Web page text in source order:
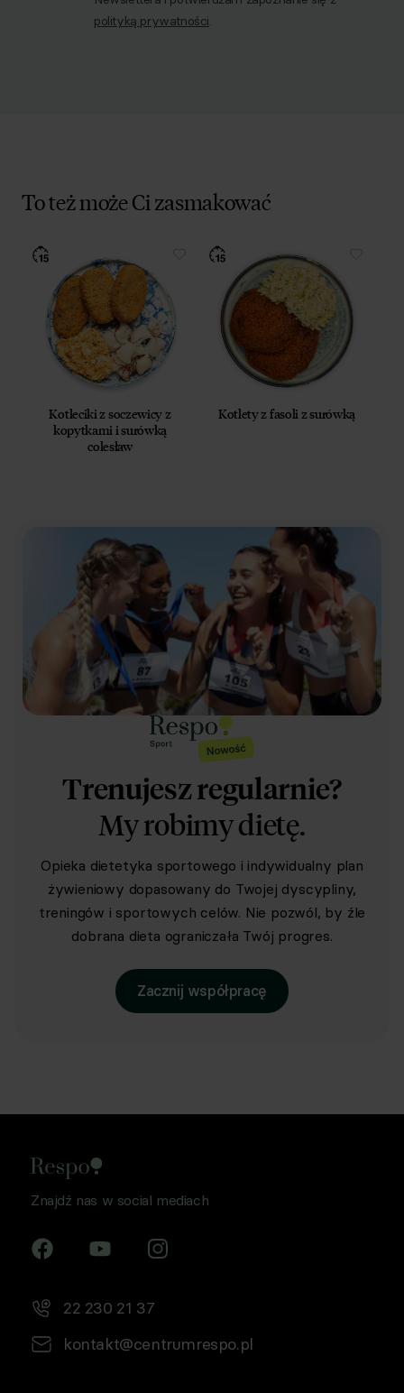
polityką prywatności.
To też może Ci zasmakować
Kotleciki z soczewicy z
kopytkami i surówką
colesław
Kotlety z fasoli z surówką
Trenujesz regularnie?
My robimy dietę.
Opieka dietetyka sportowego i indywidualny plan
żywieniowy dopasowany do Twojej dyscypliny,
treningów i sportowych celów. Nie pozwól, by źle
dobrana dieta ograniczała Twój progres.
Zacznij współpracę
Znajdź nas w social mediach
22 230 21 37
kontakt@centrumrespo.pl